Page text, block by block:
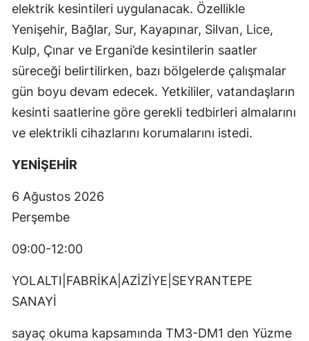
elektrik kesintileri uygulanacak. Özellikle
Yenişehir, Bağlar, Sur, Kayapınar, Silvan, Lice,
Kulp, Çınar ve Ergani’de kesintilerin saatler
süreceği belirtilirken, bazı bölgelerde çalışmalar
gün boyu devam edecek. Yetkililer, vatandaşların
kesinti saatlerine göre gerekli tedbirleri almalarını
ve elektrikli cihazlarını korumalarını istedi.
YENİŞEHİR
6 Ağustos 2026
Perşembe
09:00-12:00
YOLALTI|FABRİKA|AZİZİYE|SEYRANTEPE
SANAYİ
sayaç okuma kapsamında TM3-DM1 den Yüzme